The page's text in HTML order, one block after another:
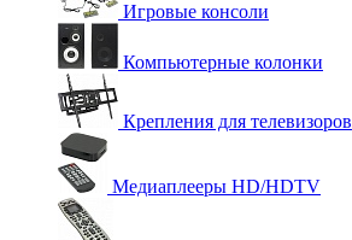
Игровые консоли
Компьютерные колонки
Крепления для телевизоров
Медиаплееры HD/HDTV